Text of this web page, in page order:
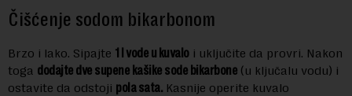
Čišćenje sodom bikarbonom
Brzo i lako. Sipajte 1 l vode u kuvaloi uključite da provri. Nakon
toga dodajte dve supene kašike sode bikarbone (u ključalu vodu) i
ostavite da odstoji pola sata. Kasnije operite kuvalo